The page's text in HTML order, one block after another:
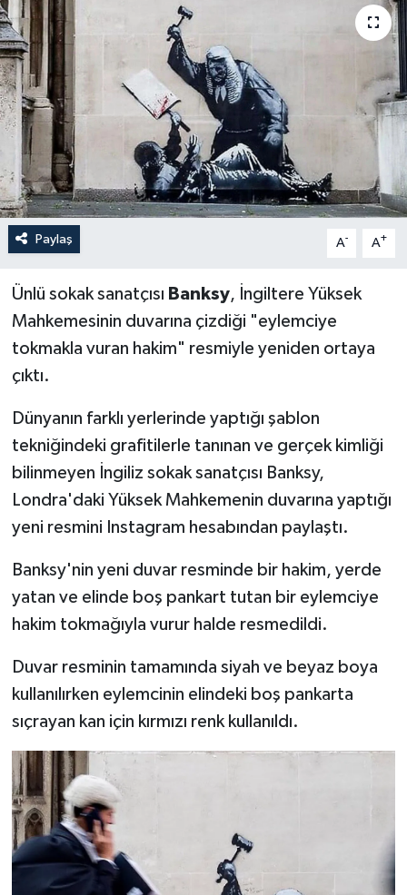
Paylaş A- A+
Ünlü sokak sanatçısı Banksy, İngiltere Yüksek
Mahkemesinin duvarına çizdiği "eylemciye
tokmakla vuran hakim" resmiyle yeniden ortaya
çıktı.
Dünyanın farklı yerlerinde yaptığı şablon
tekniğindeki grafitilerle tanınan ve gerçek kimliği
bilinmeyen İngiliz sokak sanatçısı Banksy,
Londra'daki Yüksek Mahkemenin duvarına yaptığı
yeni resmini Instagram hesabından paylaştı.
Banksy'nin yeni duvar resminde bir hakim, yerde
yatan ve elinde boş pankart tutan bir eylemciye
hakim tokmağıyla vurur halde resmedildi.
Duvar resminin tamamında siyah ve beyaz boya
kullanılırken eylemcinin elindeki boş pankarta
sıçrayan kan için kırmızı renk kullanıldı.